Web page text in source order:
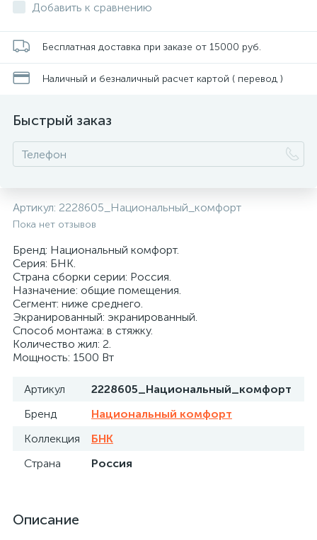
Добавить к сравнению
Бесплатная доставка при заказе от 15000 руб.
Наличный и безналичный расчет картой ( перевод )
Быстрый заказ
Артикул: 2228605_Национальный_комфорт
Пока нет отзывов
Бренд: Национальный комфорт.
Серия: БНК.
Страна сборки серии: Россия.
Назначение: общие помещения.
Сегмент: ниже среднего.
Экранированный: экранированный.
Способ монтажа: в стяжку.
Количество жил: 2.
Мощность: 1500 Вт
Артикул
2228605_Национальный_комфорт
Бренд
Национальный комфорт
Коллекция
БНК
Страна
Россия
Описание